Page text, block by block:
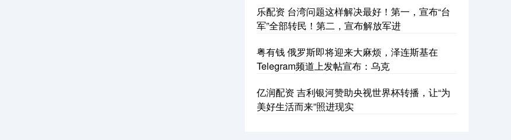
乐配资 台湾问题这样解决最好！第一，宣布“台
军”全部转民！第二，宣布解放军进
粤有钱 俄罗斯即将迎来大麻烦，泽连斯基在
Telegram频道上发帖宣布：乌克
亿润配资 吉利银河赞助央视世界杯转播，让“为
美好生活而来”照进现实